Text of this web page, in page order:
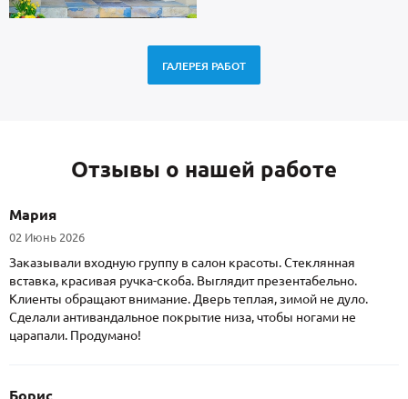
ГАЛЕРЕЯ РАБОТ
Отзывы о нашей работе
Мария
02 Июнь 2026
Заказывали входную группу в салон красоты. Стеклянная
вставка, красивая ручка-скоба. Выглядит презентабельно.
Клиенты обращают внимание. Дверь теплая, зимой не дуло.
Сделали антивандальное покрытие низа, чтобы ногами не
царапали. Продумано!
Борис